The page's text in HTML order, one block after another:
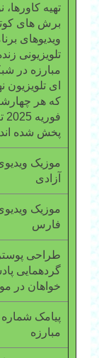
تهیه کاورها،
برش های
ویدیوهای
تلویزیونی
مبارزه در
ای تلویزیون
که هر
پخش شده
موزیک
آزادی
موزیک
فارس
طراحی
گردهمایی
خواهان در
مبارزه